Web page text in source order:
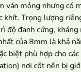
ván mỏng nhưng có
khít. Trọng lượng
độ đanh cứng, kháng
của 8mm là khả
biệt phù hợp cho
nơi cốt nền bị